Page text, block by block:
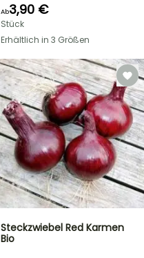
Ab3,90 €
Stück
Erhältlich in 3 Größen
Steckzwiebel Red Karmen
Bio